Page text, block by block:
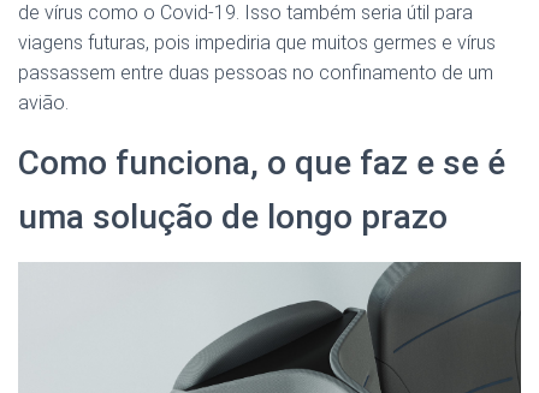
de vírus como o Covid-19. Isso também seria útil para
viagens futuras, pois impediria que muitos germes e vírus
passassem entre duas pessoas no confinamento de um
avião.
Como funciona, o que faz e se é
uma solução de longo prazo